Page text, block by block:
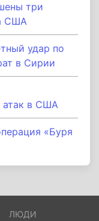
три
США
удар по
в Сирии
атак в США
«Буря
ЛЮДИ